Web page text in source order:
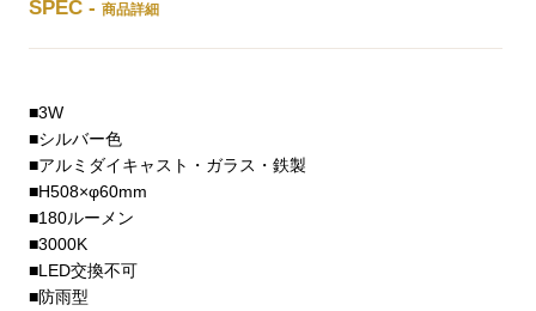
SPEC -商品詳細
■3W
■シルバー色
■アルミダイキャスト・ガラス・鉄製
■H508×φ60mm
■180ルーメン
■3000K
■LED交換不可
■防雨型